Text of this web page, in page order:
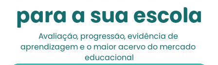
para a sua escola
Avaliação, progressão, evidência de
aprendizagem e o maior acervo do mercado
educacional